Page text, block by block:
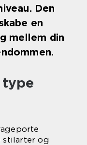
Den
en
mellem din
stilarter og